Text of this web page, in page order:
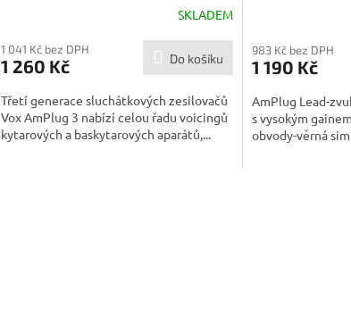
SKLADEM
1 041 Kč bez DPH
1 260 Kč Do košíku
Třetí generace sluchátkových zesilovačů
Vox AmPlug 3 nabízí celou řadu voicingů
kytarových a baskytarových aparátů,...
983 Kč bez DPH
1 190 Kč
AmPlug Lead-
s vysokým
obvody-věrná